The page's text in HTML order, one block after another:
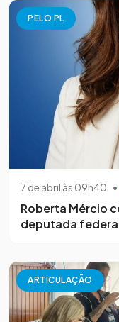
PELO PL
7 de abril às 09h40 •
Roberta Mércio
deputada
ARTICULAÇÃO